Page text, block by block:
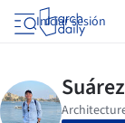
Iniciar sesión